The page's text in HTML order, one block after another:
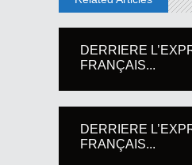
DERRIERE
FRANÇAIS...
DERRIERE
FRANÇAIS...